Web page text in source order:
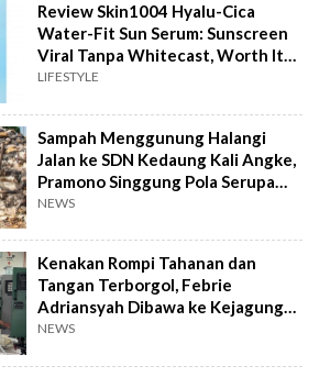
Review Skin1004 Hyalu-Cica
Water-Fit Sun Serum: Sunscreen
Viral Tanpa Whitecast, Worth It
to Buy?
LIFESTYLE
Sampah Menggunung Halangi
Jalan ke SDN Kedaung Kali Angke,
Pramono Singgung Pola Serupa
Kramat Jati
NEWS
Kenakan Rompi Tahanan dan
Tangan Terborgol, Febrie
Adriansyah Dibawa ke Kejagung
untuk Diperiksa
NEWS